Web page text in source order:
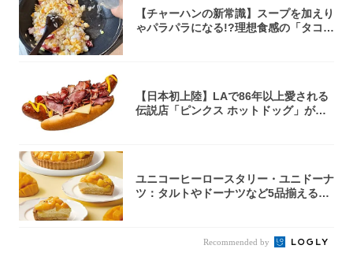
【チャーハンの新常識】スープを加えり
ゃパラパラになる!?理想食感の「タコチ
【日本初上陸】LAで86年以上愛される
伝説店「ピンクス ホットドッグ」が年
ユニコーヒーロースタリー・ユニドーナ
ツ：タルトやドーナツなど5品揃える
Recommended by